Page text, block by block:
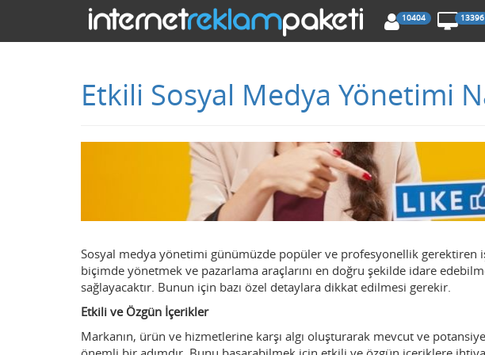
10404 13396
Etkili Sosyal Medya Yönetimi
Sosyal medya yönetimi günümüzde popüler ve profesyonellik gerektiren
biçimde yönetmek ve pazarlama araçlarını en doğru şekilde idare
sağlayacaktır. Bunun için bazı özel detaylara dikkat edilmesi gerekir.
Etkili ve Özgün İçerikler
Markanın, ürün ve hizmetlerine karşı algı oluşturarak mevcut ve